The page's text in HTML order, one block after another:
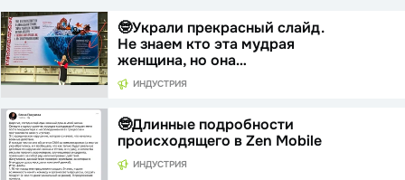
🤓Украли прекрасный слайд.
Не знаем кто эта мудрая
женщина, но она…
ИНДУСТРИЯ
🤓Длинные подробности
происходящего в Zen Mobile
ИНДУСТРИЯ